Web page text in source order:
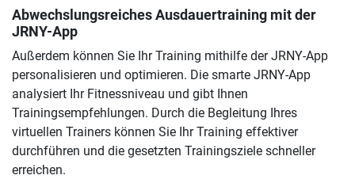
Abwechslungsreiches Ausdauertraining mit der
JRNY-App
Außerdem können Sie Ihr Training mithilfe der JRNY-App
personalisieren und optimieren. Die smarte JRNY-App
analysiert Ihr Fitnessniveau und gibt Ihnen
Trainingsempfehlungen. Durch die Begleitung Ihres
virtuellen Trainers können Sie Ihr Training effektiver
durchführen und die gesetzten Trainingsziele schneller
erreichen.